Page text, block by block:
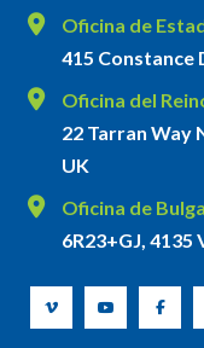
Oficina de
415 Constance
Oficina del
22 Tarran Way
UK
Oficina de
6R23+GJ,